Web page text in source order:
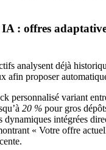
: offres
analysent déjà
afin proposer
personnalisé variant
20 % pour gros
dynamiques intégrées
« Votre offre